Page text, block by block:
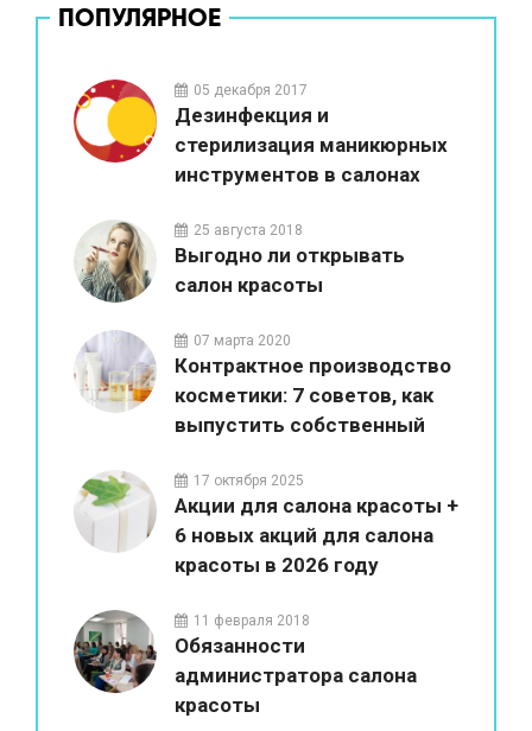
ПОПУЛЯРНОЕ
05 декабря 2017
Дезинфекция и
стерилизация маникюрных
инструментов в салонах
25 августа 2018
Выгодно ли открывать
салон красоты
07 марта 2020
Контрактное производство
косметики: 7 советов, как
выпустить собственный
17 октября 2025
Акции для салона красоты +
6 новых акций для салона
красоты в 2026 году
11 февраля 2018
Обязанности
администратора салона
красоты